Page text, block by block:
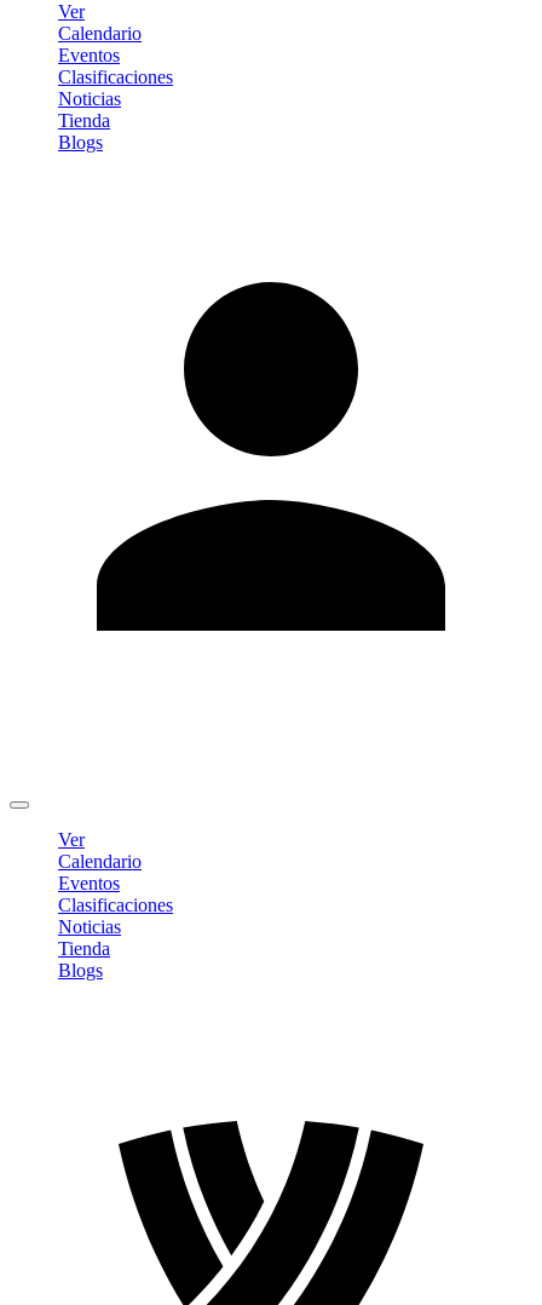
Ver
Calendario
Eventos
Clasificaciones
Noticias
Tienda
Blogs
Ver
Calendario
Eventos
Clasificaciones
Noticias
Tienda
Blogs